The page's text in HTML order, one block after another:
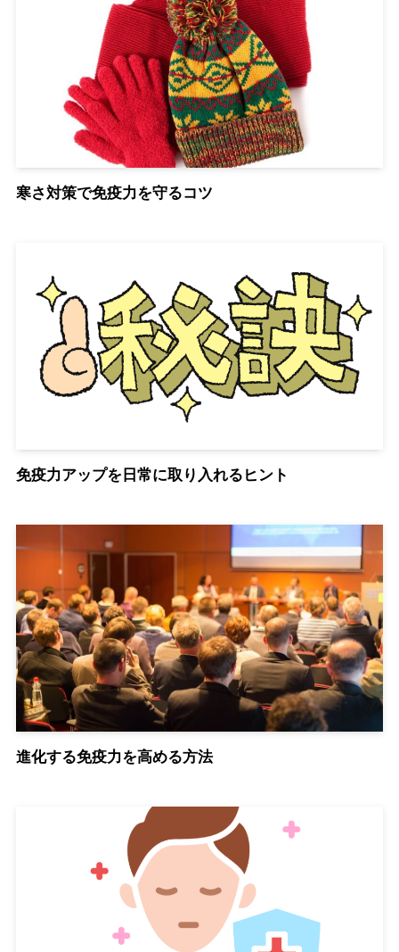
寒さ対策で免疫力を守るコツ
免疫力アップを日常に取り入れるヒント
進化する免疫力を高める方法